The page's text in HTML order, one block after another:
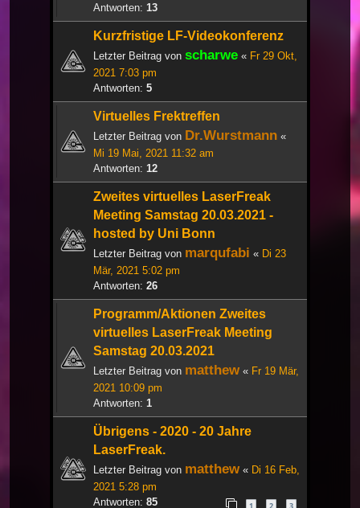
Antworten: 13
Kurzfristige LF-Videokonferenz
Letzter Beitrag von scharwe « Fr 29 Okt,
2021 7:03 pm
Antworten: 5
Virtuelles Frektreffen
Letzter Beitrag von Dr.Wurstmann «
Mi 19 Mai, 2021 11:32 am
Antworten: 12
Zweites virtuelles LaserFreak
Meeting Samstag 20.03.2021 -
hosted by Uni Bonn
Letzter Beitrag von marqufabi « Di 23
Mär, 2021 5:02 pm
Antworten: 26
Programm/Aktionen Zweites
virtuelles LaserFreak Meeting
Samstag 20.03.2021
Letzter Beitrag von matthew « Fr 19 Mär,
2021 10:09 pm
Antworten: 1
Übrigens - 2020 - 20 Jahre
LaserFreak.
Letzter Beitrag von matthew « Di 16 Feb,
2021 5:28 pm
Antworten: 85 1 2 3